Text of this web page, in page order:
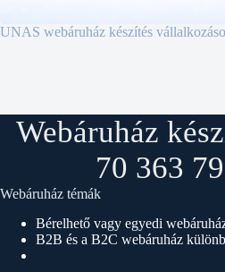
UNAS webáruház készítés
Webáruház
70 363
Webáruház témák
Bérelhető vagy egyedi
B2B és a B2C webáruház